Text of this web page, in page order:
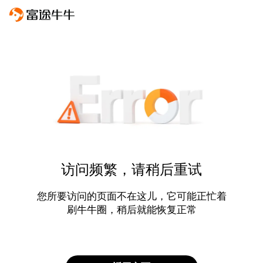
访问频繁，请稍后重试
您所要访问的页面不在这儿，它可能正忙着
刷牛牛圈，稍后就能恢复正常